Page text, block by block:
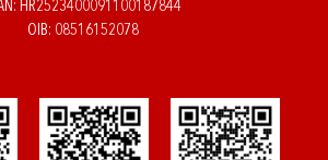
HR2523400091100187844
OIB: 08516152078